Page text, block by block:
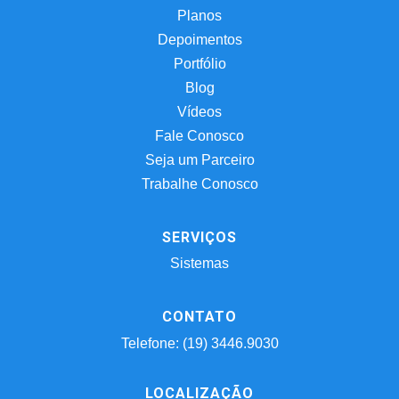
Planos
Depoimentos
Portfólio
Blog
Vídeos
Fale Conosco
Seja um Parceiro
Trabalhe Conosco
SERVIÇOS
Sistemas
CONTATO
Telefone: (19) 3446.9030
LOCALIZAÇÃO